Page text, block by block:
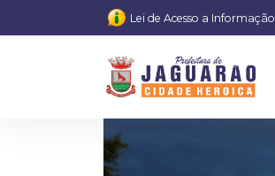
Lei de Acesso a Informação